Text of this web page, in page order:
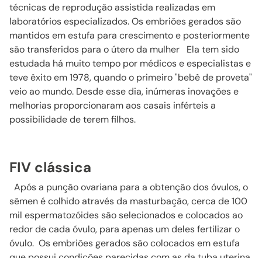
técnicas de reprodução assistida realizadas em
laboratórios especializados. Os embriões gerados são
mantidos em estufa para crescimento e posteriormente
são transferidos para o útero da mulher Ela tem sido
estudada há muito tempo por médicos e especialistas e
teve êxito em 1978, quando o primeiro "bebê de proveta"
veio ao mundo. Desde esse dia, inúmeras inovações e
melhorias proporcionaram aos casais inférteis a
possibilidade de terem filhos.
FIV clássica
Após a punção ovariana para a obtenção dos óvulos, o
sêmen é colhido através da masturbação, cerca de 100
mil espermatozóides são selecionados e colocados ao
redor de cada óvulo, para apenas um deles fertilizar o
óvulo. Os embriões gerados são colocados em estufa